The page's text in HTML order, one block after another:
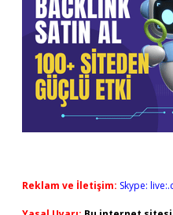
Reklam ve İletişim: Skype: